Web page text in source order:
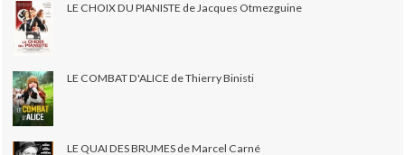
LE CHOIX DU PIANISTE de Jacques Otmezguine
LE COMBAT D'ALICE de Thierry Binisti
LE QUAI DES BRUMES de Marcel Carné